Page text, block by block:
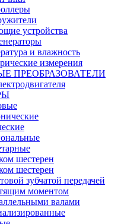
устройства
и влажность
измерения
ПРЕОБРАЗОВАТЕЛИ
шестерен
шестерен
зубчатой передачей
моментом
валами